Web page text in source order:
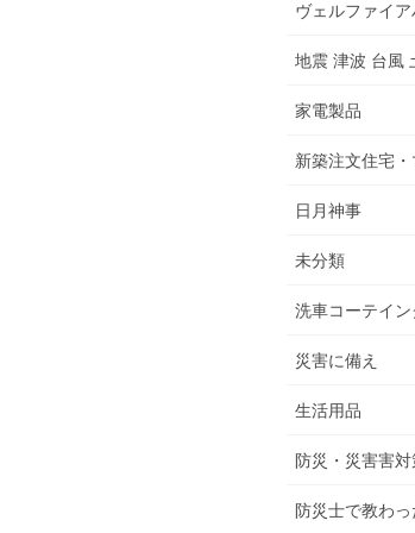
ヴェルファイ
地震 津波 台風
家電製品
新築注文住宅
日月神事
未分類
洗車コーテイン
災害に備え
生活用品
防災・災害害対
防災士で教わ